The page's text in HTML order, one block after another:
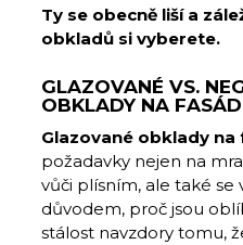
Ty se obecně liší a
obkladů si vyberete.
GLAZOVANÉ VS.
OBKLADY NA
Glazované obklady na
požadavky nejen na
vůči plísním, ale také se
důvodem, proč jsou
stálost navzdory tomu,